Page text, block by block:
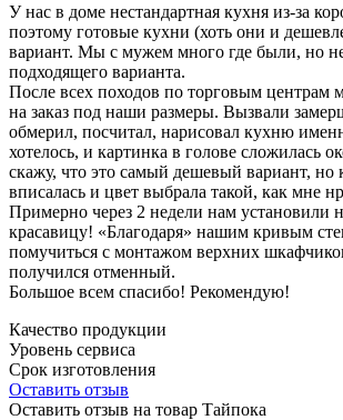
У нас в доме нестандартная кухня из-за
поэтому готовые кухни (хоть они и
вариант. Мы с мужем много где были, но
подходящего варианта.
После всех походов по торговым центрам
на заказ под наши размеры. Вызвали
обмерил, посчитал, нарисовал кухню
хотелось, и картинка в голове сложилась
скажу, что это самый дешевый вариант, но
вписалась и цвет выбрала такой, как мне
Примерно через 2 недели нам установили
красавицу! «Благодаря» нашим кривым
помучиться с монтажом верхних
получился отменный.
Большое всем спасибо! Рекомендую!
Качество продукции
Уровень сервиса
Срок изготовления
Оставить отзыв
Оставить отзыв на товар Тайпока